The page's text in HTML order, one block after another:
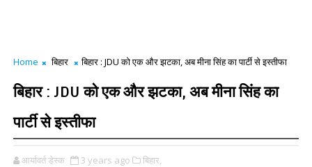
Home बिहार बिहार : JDU को एक और झटका, अब मीना सिंह का पार्टी से इस्तीफा
बिहार : JDU को एक और झटका, अब मीना सिंह का
पार्टी से इस्तीफा
आर्यावर्त डेस्क 3 years ago बिहार,